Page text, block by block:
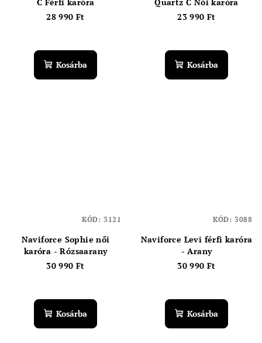
28 990 Ft
Kosárba
23 990 Ft
Kosárba
Naviforce Sophie női
karóra - Rózsaarany
30 990 Ft
Kosárba
KÓD: 3121
Naviforce Levi férfi karóra
- Arany
30 990 Ft
Kosárba
KÓD: 3088